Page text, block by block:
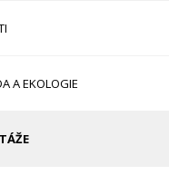
A EKOLOGIE